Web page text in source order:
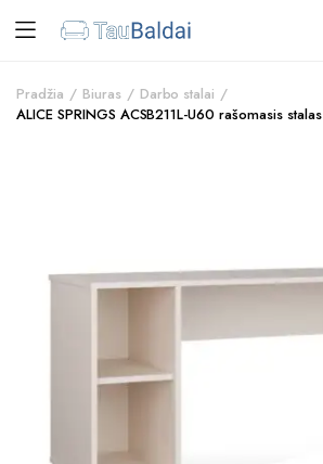
Pradžia Biuras
Darbo stalai
ALICE SPRINGS ACSB211L-U60 rašomasis stalas